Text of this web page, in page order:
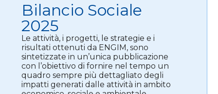
Bilancio Sociale
2025
Le attività, i progetti, le strategie e i
risultati ottenuti da ENGIM, sono
sintetizzate in un’unica pubblicazione
con l’obiettivo di fornire nel tempo un
quadro sempre più dettagliato degli
impatti generati dalle attività in ambito